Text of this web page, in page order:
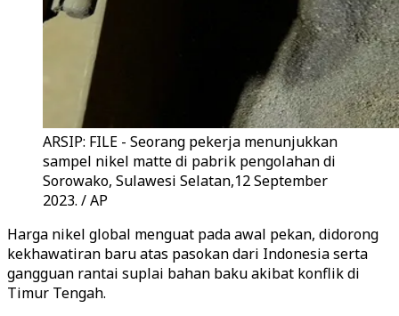
ARSIP: FILE - Seorang pekerja menunjukkan
sampel nikel matte di pabrik pengolahan di
Sorowako, Sulawesi Selatan,12 September
2023. / AP
Harga nikel global menguat pada awal pekan, didorong
kekhawatiran baru atas pasokan dari Indonesia serta
gangguan rantai suplai bahan baku akibat konflik di
Timur Tengah.